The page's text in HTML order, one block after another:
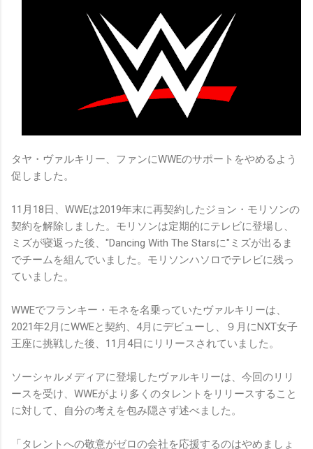
タヤ・ヴァルキリー、ファンにWWEのサポートをやめるよう
促しました。
11月18日、WWEは2019年末に再契約したジョン・モリソンの
契約を解除しました。モリソンは定期的にテレビに登場し、
ミズが寝返った後、"Dancing With The Starsに"ミズが出るま
でチームを組んでいました。モリソンハソロでテレビに残っ
ていました。
WWEでフランキー・モネを名乗っていたヴァルキリーは、
2021年2月にWWEと契約、4月にデビューし、９月にNXT女子
王座に挑戦した後、11月4日にリリースされていました。
ソーシャルメディアに登場したヴァルキリーは、今回のリリ
ースを受け、WWEがより多くのタレントをリリースすること
に対して、自分の考えを包み隠さず述べました。
「タレントへの敬意がゼロの会社を応援するのはやめましょ